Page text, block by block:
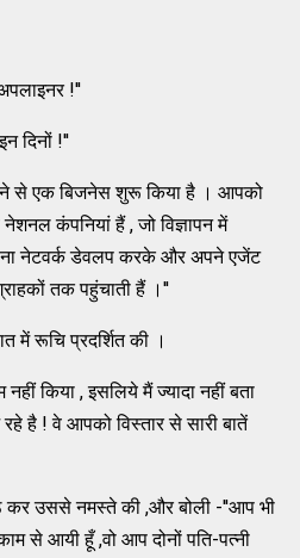
!''
दिनों !''
से एक बिजनेस शुरू किया है । आपको
कंपनियां हैं , जो विज्ञापन में
नेटवर्क डेवलप करके और अपने एजेंट
तक पहुंचाती हैं ।''
में रूचि प्रदर्शित की ।
किया , इसलिये मैं ज्यादा नहीं बता
है ! वे आपको विस्तार से सारी बातें
कर उससे नमस्ते की ,और बोली -''आप भी
से आयी हूँ ,वो आप दोनों पति-पत्नी